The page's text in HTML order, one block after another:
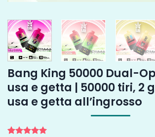
Bang King 50000 Dual-
usa e getta | 50000 tiri, 2
usa e getta all’ingrosso